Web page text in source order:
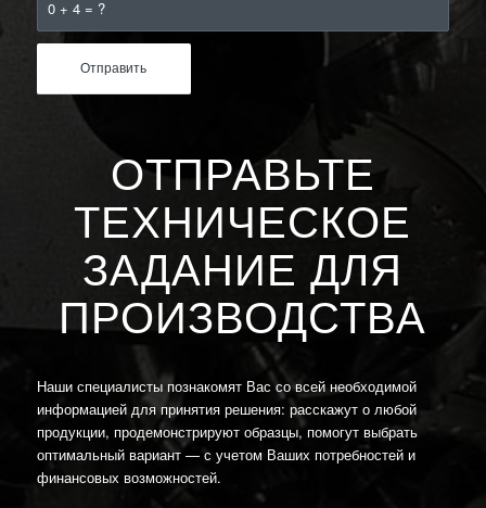
0 + 4 = ?
ОТПРАВЬТЕ
ТЕХНИЧЕСКОЕ
ЗАДАНИЕ ДЛЯ
ПРОИЗВОДСТВА
Наши специалисты познакомят Вас со всей необходимой
информацией для принятия решения: расскажут о любой
продукции, продемонстрируют образцы, помогут выбрать
оптимальный вариант — с учетом Ваших потребностей и
финансовых возможностей.